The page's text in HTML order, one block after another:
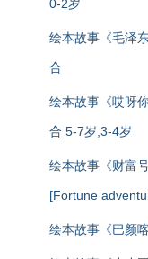
0-2岁
绘本故事《毛泽
合
绘本故事《哎呀
合 5-7岁,3-4岁
绘本故事《财富
[Fortune
绘本故事《巴颜